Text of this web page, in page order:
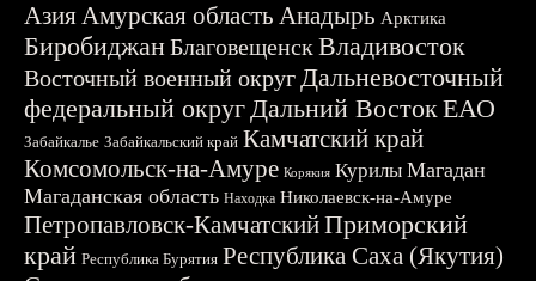
АзияАмурская область Анадырь Арктика
БиробиджанБлаговещенскВладивосток
Восточный военный округДальневосточный
федеральный округДальний ВостокЕАО
Забайкалье Забайкальский край Камчатский край
Комсомольск-на-Амуре Корякия Курилы Магадан
Магаданская область Находка Николаевск-на-Амуре
Петропавловск-КамчатскийПриморский
край Республика Бурятия Республика Саха (Якутия)